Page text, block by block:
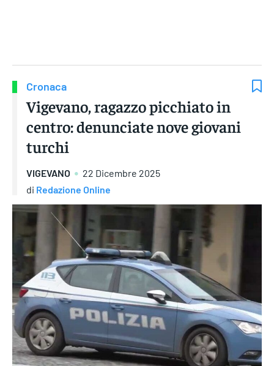
Cronaca
Vigevano, ragazzo picchiato in
centro: denunciate nove giovani
turchi
VIGEVANO
22 Dicembre 2025
di Redazione Online